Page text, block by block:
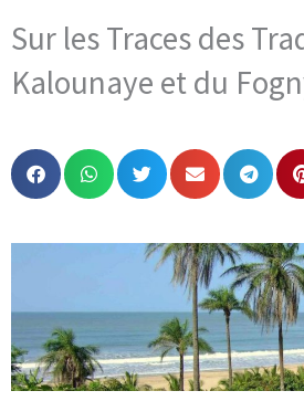
Sur les Traces des
Kalounaye et du